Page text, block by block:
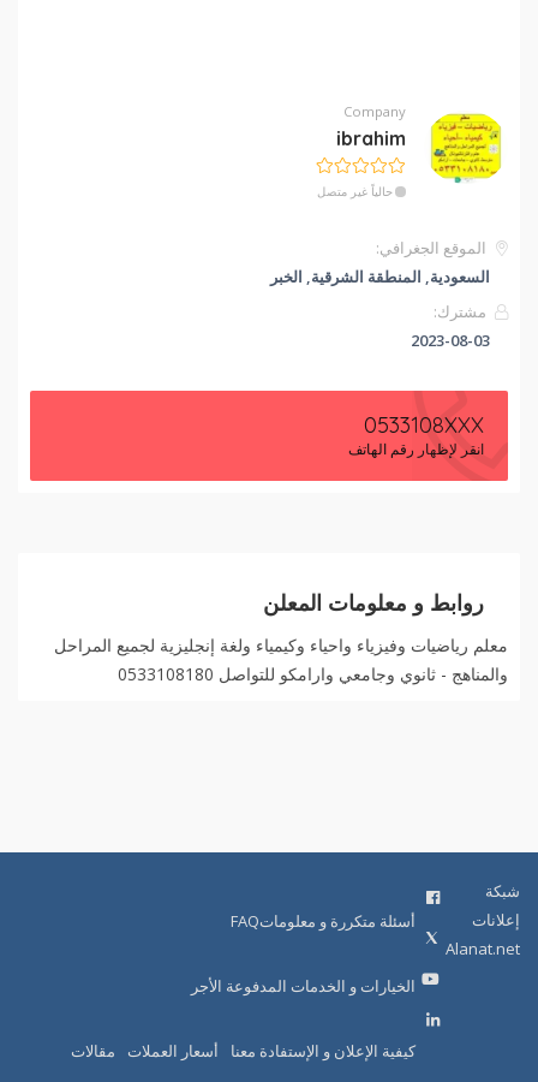
Company
ibrahim
حالياً غير متصل
الموقع الجغرافي:
السعودية, المنطقة الشرقية, الخبر
مشترك:
2023-08-03
0533108XXX
انقر لإظهار رقم الهاتف
روابط و معلومات المعلن
معلم رياضيات وفيزياء واحياء وكيمياء ولغة إنجليزية لجميع المراحل
والمناهج - ثانوي وجامعي وارامكو للتواصل 0533108180
شبكة
إعلانات
Alanat.net
أسئلة متكررة و معلوماتFAQ
الخيارات و الخدمات المدفوعة الأجر
كيفية الإعلان و الإستفادة معنا أسعار العملات مقالات